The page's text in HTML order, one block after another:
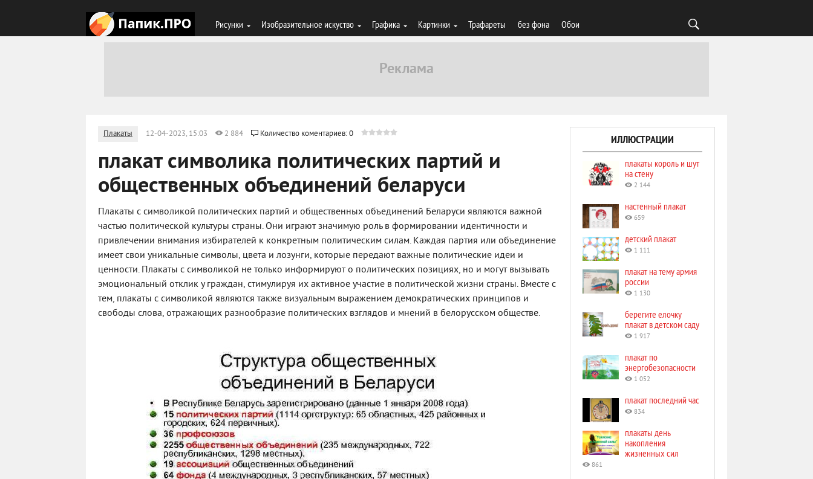
Рисунки Изобразительное искуство Графика Картинки Трафареты без фона Обои
Плакаты 12-04-2023, 15:03 2 884 Количество коментариев: 0
плакат символика политических партий и
общественных объединений беларуси
Плакаты с символикой политических партий и общественных объединений Беларуси являются важной
частью политической культуры страны. Они играют значимую роль в формировании идентичности и
привлечении внимания избирателей к конкретным политическим силам. Каждая партия или объединение
имеет свои уникальные символы, цвета и лозунги, которые передают важные политические идеи и
ценности. Плакаты с символикой не только информируют о политических позициях, но и могут вызывать
эмоциональный отклик у граждан, стимулируя их активное участие в политической жизни страны. Вместе с
тем, плакаты с символикой являются также визуальным выражением демократических принципов и
свободы слова, отражающих разнообразие политических взглядов и мнений в белорусском обществе.
ИЛЛЮСТРАЦИИ
плакаты король и шут
на стену
2 144
настенный плакат
659
детский плакат
1 111
плакат на тему армия
россии
1 130
берегите елочку
плакат в детском саду
1 917
плакат по
энергобезопасности
1 052
плакат последний час
834
плакаты день
накопления
жизненных сил
861